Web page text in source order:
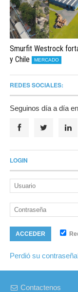
Smurfit Westrock
y Chile
MERCADO
REDES SOCIALES:
Seguinos día a día
LOGIN
ACCEDER
Perdió su
Contactenos